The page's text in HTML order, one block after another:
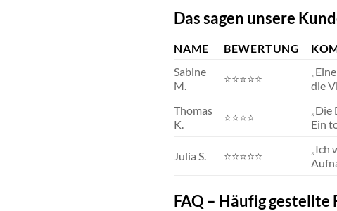
Das sagen unsere
NAME BEWERTUNG
Sabine
M.
⭐⭐⭐⭐⭐
die
Thomas
K.
⭐⭐⭐⭐
„Die
Ein
Julia S. ⭐⭐⭐⭐⭐
„Ich
FAQ – Häufig gestellte